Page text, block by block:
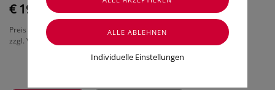
€ 19,90
Preis inkl. MwSt.
zzgl. Versandkosten
Individuelle Einstellungen